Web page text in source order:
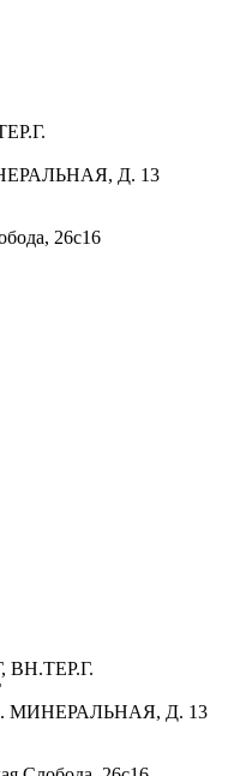
Д. 13
26с16
ВН.ТЕР.Г.
Д. 13